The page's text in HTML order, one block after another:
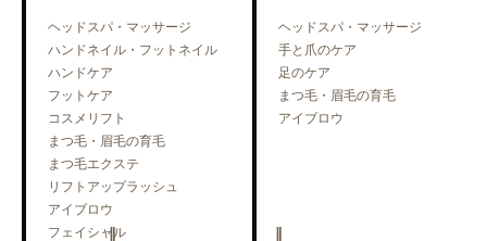
ヘッドスパ・マッサージ
ハンドネイル・フットネイル
ハンドケア
フットケア
コスメリフト
まつ毛・眉毛の育毛
まつ毛エクステ
リフトアップラッシュ
アイブロウ
フェイシャル
ヘッドスパ・マッサージ
手と爪のケア
足のケア
まつ毛・眉毛の育毛
アイブロウ